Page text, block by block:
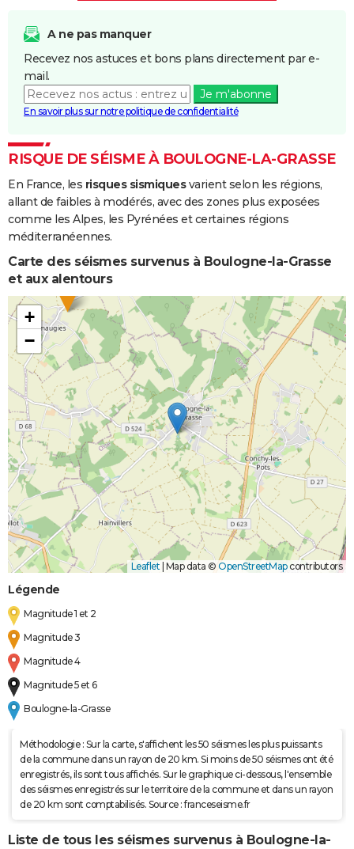
A ne pas manquer
Recevez nos astuces et bons plans directement par e-
mail.
Je m'abonne
En savoir plus sur notre politique de confidentialité
RISQUE DE SÉISME À BOULOGNE-LA-GRASSE
En France, les risques sismiquesvarient selon les régions,
allant de faibles à modérés, avec des zones plus exposées
comme les Alpes, les Pyrénées et certaines régions
méditerranéennes.
Carte des séismes survenus à Boulogne-la-Grasse
et aux alentours
+
−
Leaflet Map data © OpenStreetMapcontributors
Légende
Magnitude 1 et 2
Magnitude 3
Magnitude 4
Magnitude 5 et 6
Boulogne-la-Grasse
Méthodologie : Sur la carte, s'affichent les 50 séismes les plus puissants
de la commune dans un rayon de 20 km. Si moins de 50 séismes ont été
enregistrés, ils sont tous affichés. Sur le graphique ci-dessous, l'ensemble
des séismes enregistrés sur le territoire de la commune et dans un rayon
de 20 km sont comptabilisés. Source : franceseisme.fr
Liste de tous les séismes survenus à Boulogne-la-